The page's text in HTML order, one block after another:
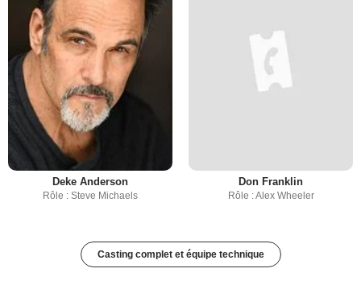
Deke Anderson
Rôle : Steve Michaels
Don Franklin
Rôle : Alex Wheeler
Casting complet et équipe technique